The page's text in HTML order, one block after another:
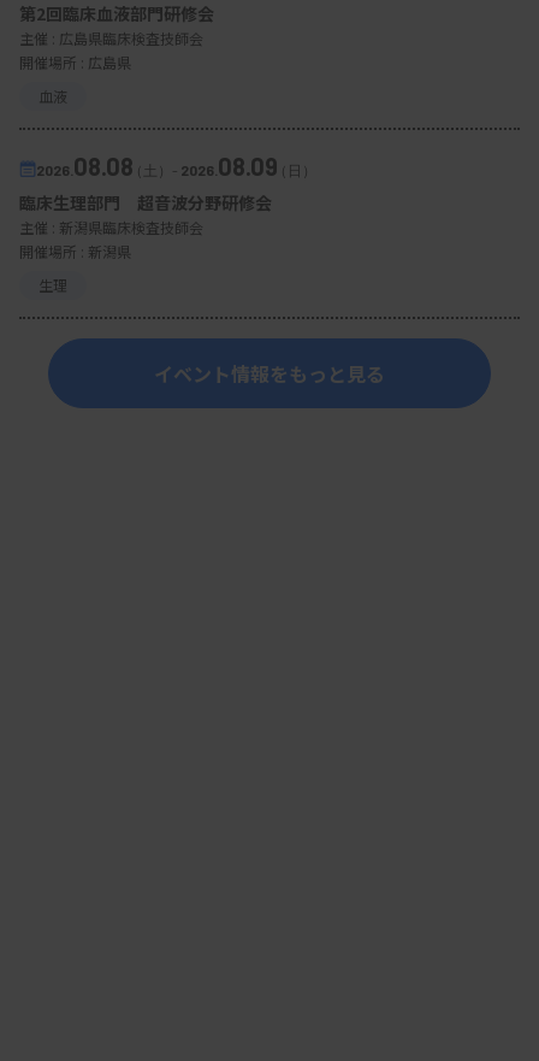
第2回臨床血液部門研修会
主催 : 広島県臨床検査技師会
開催場所 : 広島県
血液
2026. 08.08（土） - 2026. 08.09（日）
臨床生理部門 超音波分野研修会
主催 : 新潟県臨床検査技師会
開催場所 : 新潟県
生理
イベント情報をもっと見る